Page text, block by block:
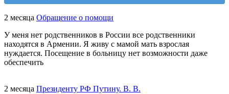
2 месяца Обращение о помощи
У меня нет родственников в России все родственники
находятся в Армении. Я живу с мамой мать взрослая
нуждается. Посещение в больницу нет возможности даже
обеспечить
2 месяца Президенту РФ Путину. В. В.